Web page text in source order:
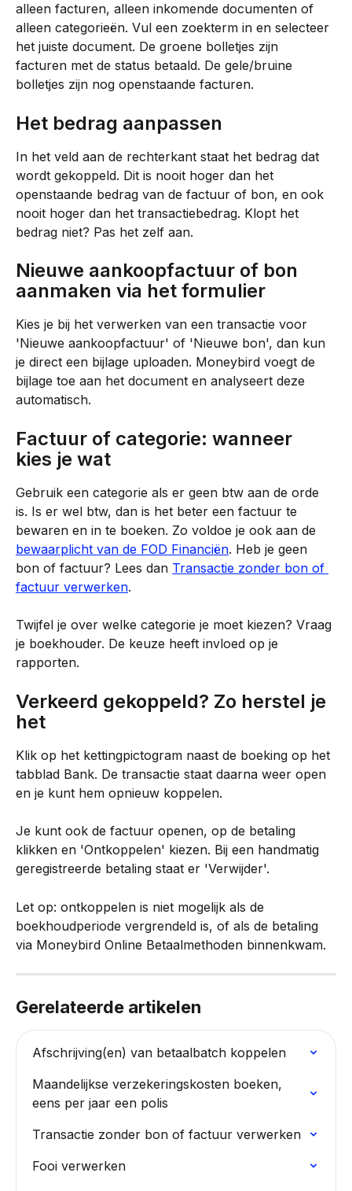
alleen facturen, alleen inkomende documenten of
alleen categorieën. Vul een zoekterm in en selecteer
het juiste document. De groene bolletjes zijn
facturen met de status betaald. De gele/bruine
bolletjes zijn nog openstaande facturen.
Het bedrag aanpassen
In het veld aan de rechterkant staat het bedrag dat
wordt gekoppeld. Dit is nooit hoger dan het
openstaande bedrag van de factuur of bon, en ook
nooit hoger dan het transactiebedrag. Klopt het
bedrag niet? Pas het zelf aan.
Nieuwe aankoopfactuur of bon
aanmaken via het formulier
Kies je bij het verwerken van een transactie voor
'Nieuwe aankoopfactuur' of 'Nieuwe bon', dan kun
je direct een bijlage uploaden. Moneybird voegt de
bijlage toe aan het document en analyseert deze
automatisch.
Factuur of categorie: wanneer
kies je wat
Gebruik een categorie als er geen btw aan de orde
is. Is er wel btw, dan is het beter een factuur te
bewaren en in te boeken. Zo voldoe je ook aan de
bewaarplicht van de FOD Financiën. Heb je geen
bon of factuur? Lees dan Transactie zonder bon of
factuur verwerken.
Twijfel je over welke categorie je moet kiezen? Vraag
je boekhouder. De keuze heeft invloed op je
rapporten.​
Verkeerd gekoppeld? Zo herstel je
het
Klik op het kettingpictogram naast de boeking op het
tabblad Bank. De transactie staat daarna weer open
en je kunt hem opnieuw koppelen.
Je kunt ook de factuur openen, op de betaling
klikken en 'Ontkoppelen' kiezen. Bij een handmatig
geregistreerde betaling staat er 'Verwijder'.
Let op: ontkoppelen is niet mogelijk als de
boekhoudperiode vergrendeld is, of als de betaling
via Moneybird Online Betaalmethoden binnenkwam.
Gerelateerde artikelen
Afschrijving(en) van betaalbatch koppelen
Maandelijkse verzekeringskosten boeken,
eens per jaar een polis
Transactie zonder bon of factuur verwerken
Fooi verwerken